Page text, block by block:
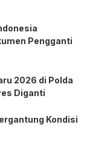
Pengganti
2026 di Polda
Diganti
Kondisi